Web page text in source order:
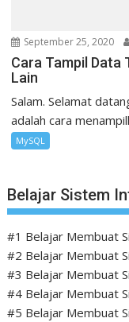
September 25, 2020
Cara Tampil Data
Lain
Salam. Selamat
adalah cara
MySQL
Belajar Sistem
#1 Belajar Membuat
#2 Belajar Membuat
#3 Belajar Membuat
#4 Belajar Membuat
#5 Belajar Membuat